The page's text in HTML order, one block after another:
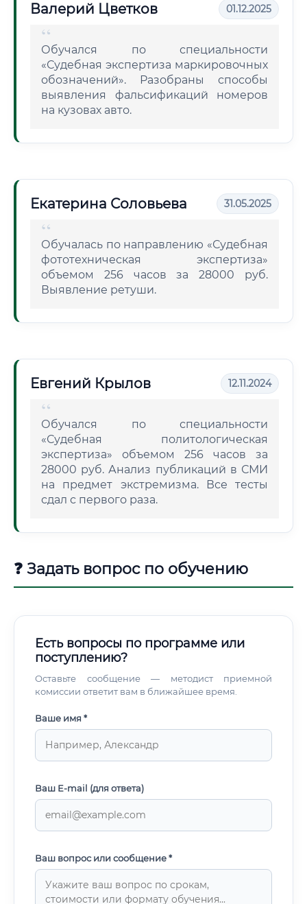
Валерий Цветков 01.12.2025
Обучался по специальности
«Судебная экспертиза маркировочных
обозначений». Разобраны способы
выявления фальсификаций номеров
на кузовах авто.
Екатерина Соловьева 31.05.2025
Обучалась по направлению «Судебная
фототехническая экспертиза»
объемом 256 часов за 28000 руб.
Выявление ретуши.
Евгений Крылов 12.11.2024
Обучался по специальности
«Судебная политологическая
экспертиза» объемом 256 часов за
28000 руб. Анализ публикаций в СМИ
на предмет экстремизма. Все тесты
сдал с первого раза.
❓ Задать вопрос по обучению
Есть вопросы по программе или
поступлению?
Оставьте сообщение — методист приемной
комиссии ответит вам в ближайшее время.
Ваше имя *
Ваш E-mail (для ответа)
Ваш вопрос или сообщение *